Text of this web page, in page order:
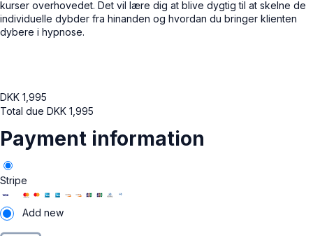
kurser overhovedet. Det vil lære dig at blive dygtig til at skelne de
individuelle dybder fra hinanden og hvordan du bringer klienten
dybere i hypnose.
DKK 1,995
Total due DKK 1,995
Payment information
Stripe
Add new